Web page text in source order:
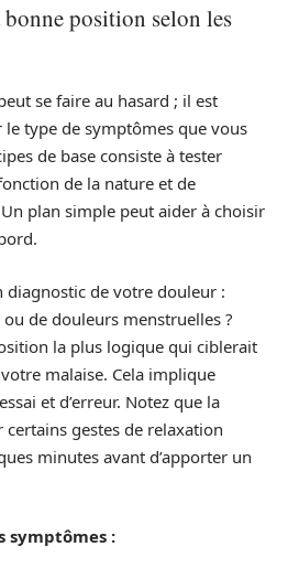
position selon les
se faire au hasard ; il est
le type de symptômes que vous
de base consiste à tester
de la nature et de
plan simple peut aider à choisir
diagnostic de votre douleur :
de douleurs menstruelles ?
la plus logique qui ciblerait
malaise. Cela implique
et d’erreur. Notez que la
certains gestes de relaxation
minutes avant d’apporter un
symptômes :